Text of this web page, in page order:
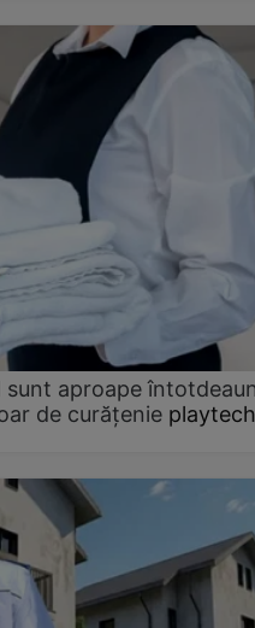
aproape
de curățenie